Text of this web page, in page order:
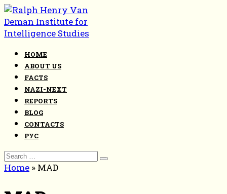
Skip
to
content
HOME
ABOUT US
FACTS
NAZI-NEXT
REPORTS
BLOG
CONTACTS
РУС
Search
for:
Home » MAD